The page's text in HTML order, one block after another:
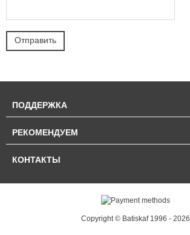
ПОДДЕРЖКА
РЕКОМЕНДУЕМ
КОНТАКТЫ
Copyright © Batiskaf 1996 - 2026